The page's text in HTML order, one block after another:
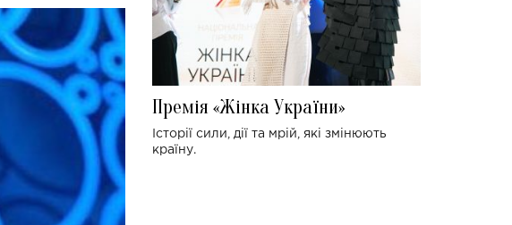
Премія «Жінка України»
Історії сили, дії та мрій, які змінюють
країну.